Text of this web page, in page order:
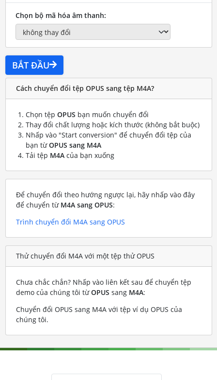
Chọn bộ mã hóa âm thanh:
BẮT ĐẦU
Cách chuyển đổi tệp OPUS sang tệp M4A?
Chọn tệp OPUS bạn muốn chuyển đổi
Thay đổi chất lượng hoặc kích thước (không bắt buộc)
Nhấp vào "Start conversion" để chuyển đổi tệp của
bạn từOPUS sang M4A
Tải tệp M4Acủa bạn xuống
Để chuyển đổi theo hướng ngược lại, hãy nhấp vào đây
để chuyển từ M4A sang OPUS:
Trình chuyển đổi M4A sang OPUS
Thử chuyển đổi M4A với một tệp thử OPUS
Chưa chắc chắn? Nhấp vào liên kết sau để chuyển tệp
demo của chúng tôi từOPUS sang M4A:
Chuyển đổi OPUS sang M4A với tệp ví dụ OPUS của
chúng tôi.